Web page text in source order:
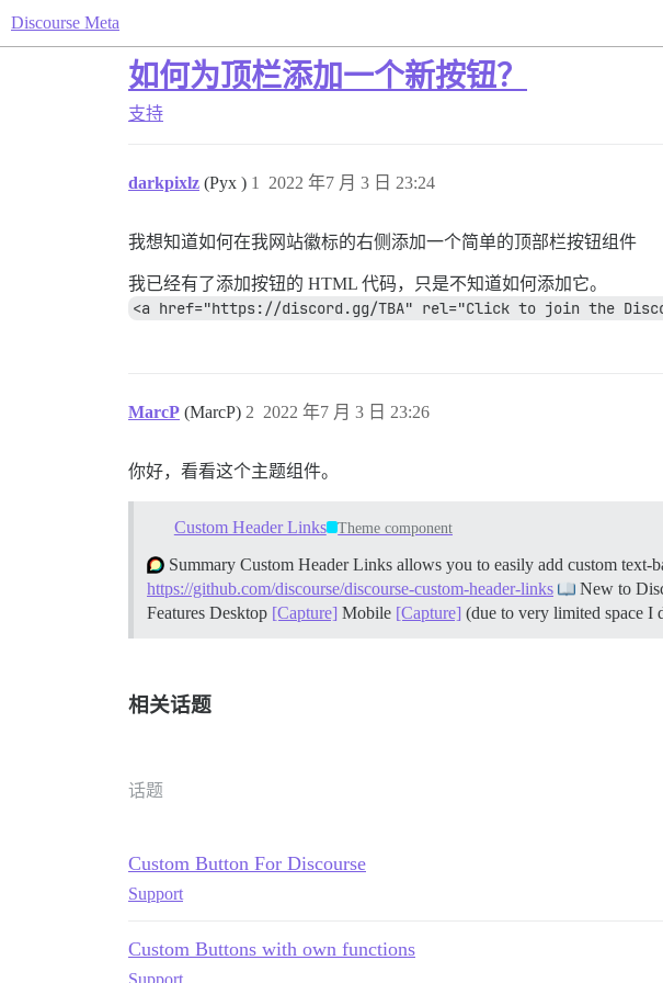
Discourse Meta
如何为顶栏添加一个新按钮？
支持
darkpixlz (Pyx ) 2022 年7 月 3 日 23:24
1
我想知道如何在我网站徽标的右侧添加一个简单的顶部栏按钮组件
我已经有了添加按钮的 HTML 代码，只是不知道如何添加它。
<a href="https://discord.gg/TBA" rel="Click to join the
MarcP (MarcP) 2022 年7 月 3 日 23:26
2
你好，看看这个主题组件。
Custom Header Links Theme component
Summary Custom Header Links allows you to easily add custom text-
https://github.com/discourse/discourse-custom-header-links
New to
Features Desktop [Capture] Mobile [Capture] (due to very limited space I
相关话题
话题
Custom Button For Discourse
Support
Custom Buttons with own functions
Support